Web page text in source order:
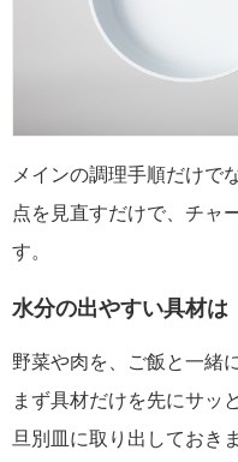
メインの調理手順だけで
点を見直すだけで、チャ
す。
水分の出やすい具材は
野菜や肉を、ご飯と一緒
まず具材だけを先にサッ
旦別皿に取り出しておき